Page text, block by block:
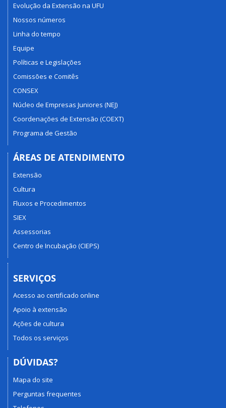
Evolução da Extensão na UFU
Nossos números
Linha do tempo
Equipe
Políticas e Legislações
Comissões e Comitês
CONSEX
Núcleo de Empresas Juniores (NEJ)
Coordenações de Extensão (COEXT)
Programa de Gestão
ÁREAS DE ATENDIMENTO
Extensão
Cultura
Fluxos e Procedimentos
SIEX
Assessorias
Centro de Incubação (CIEPS)
SERVIÇOS
Acesso ao certificado online
Apoio à extensão
Ações de cultura
Todos os serviços
DÚVIDAS?
Mapa do site
Perguntas frequentes